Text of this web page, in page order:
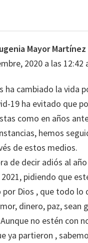
Mayor Martínez
2020 a las 12:42
ha cambiado la vida
19 ha evitado que
como en años
hemos
de estos medios.
de decir adiós al
pidiendo que
Dios , que todo lo
dinero, paz, sean
no estén con
ya partieron ,